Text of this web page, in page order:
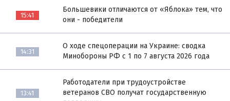
15:41
Большевики отличаются от «Яблока» тем, что
они - победители
14:31
О ходе спецоперации на Украине: сводка
Минобороны РФ с 1 по 7 августа 2026 года
13:41
Работодатели при трудоустройстве
ветеранов СВО получат государственную